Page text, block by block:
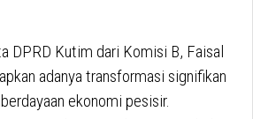
DPRD Kutim dari Komisi B, Faisal
adanya transformasi signifikan
ekonomi pesisir.